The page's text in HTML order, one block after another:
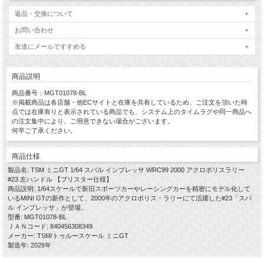
返品・交換について
お問い合わせ
友達にメールですすめる
商品説明
商品番号：MGT01078-BL
※掲載商品は各店舗・他ECサイトと在庫を共有しているため、ご注文を頂いた時
点では在庫有りと表示されている商品でも、システム上のタイムラグや同一商品へ
の注文集中により、ご用意できない場合がございます。
何卒ご了承ください。
商品仕様
製品名: TSM ミニGT 1/64 スバル インプレッサ WRC99 2000 アクロポリスラリー
#23 左ハンドル 【ブリスター仕様】
商品説明: 1/64スケールで新旧スポーツカーやレーシングカーを精密にモデル化して
いるMINI GTの新作として、2000年のアクロポリス・ラリーにて活躍した#23「スバ
ル インプレッサ」が登場。
型番: MGT01078-BL
ＪＡＮコード: 840456308349
メーカー: TSM/トゥルースケール ミニGT
製造年: 2026年